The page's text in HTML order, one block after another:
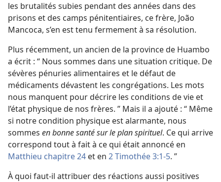
les brutalités subies pendant des années dans des
prisons et des camps pénitentiaires, ce frère, João
Mancoca, s’en est tenu fermement à sa résolution.
Plus récemment, un ancien de la province de Huambo
a écrit : “ Nous sommes dans une situation critique. De
sévères pénuries alimentaires et le défaut de
médicaments dévastent les congrégations. Les mots
nous manquent pour décrire les conditions de vie et
l’état physique de nos frères. ” Mais il a ajouté : “ Même
si notre condition physique est alarmante, nous
sommes en bonne santé sur le plan spirituel. Ce qui arrive
correspond tout à fait à ce qui était annoncé en
Matthieu chapitre 24 et en 2 Timothée 3:1-5. ”
À quoi faut-​il attribuer des réactions aussi positives